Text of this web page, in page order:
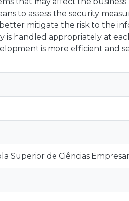
to assess the security
mitigate the risk to the
handled appropriately at
is more efficient and
Superior de Ciências